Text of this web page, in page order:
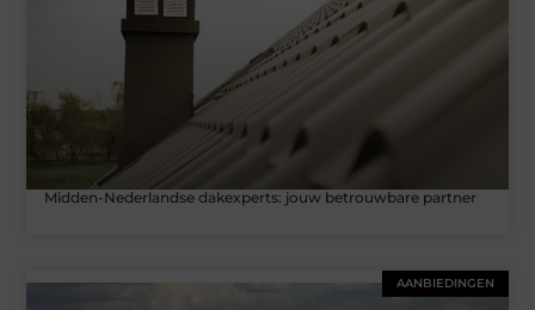
Midden-Nederlandse dakexperts: jouw betrouwbare partner
AANBIEDINGEN